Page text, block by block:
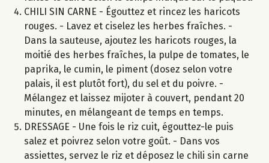
CHILI SIN CARNE - Égouttez et rincez les haricots
rouges. - Lavez et ciselez les herbes fraîches. -
Dans la sauteuse, ajoutez les haricots rouges, la
moitié des herbes fraîches, la pulpe de tomates, le
paprika, le cumin, le piment (dosez selon votre
palais, il est plutôt fort), du sel et du poivre. -
Mélangez et laissez mijoter à couvert, pendant 20
minutes, en mélangeant de temps en temps.
DRESSAGE - Une fois le riz cuit, égouttez-le puis
salez et poivrez selon votre goût. - Dans vos
assiettes, servez le riz et déposez le chili sin carne